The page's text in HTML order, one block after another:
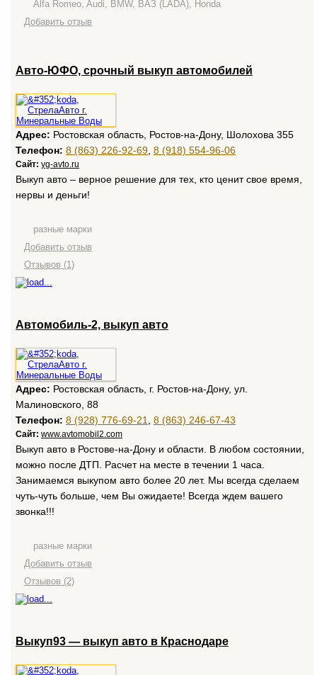
Alfa Romeo, Audi, BMW, ВАЗ (LADA), Honda
Добавить отзыв
Авто-ЮФО, срочный выкуп автомобилей
Адрес: Ростовская область, Ростов-на-Дону, Шолохова 355
Телефон: 8 (863) 226-92-69 8 (918) 554-96-06
Сайт: yg-avto.ru
Выкуп авто – верное решение для тех, кто ценит свое время,
нервы и деньги!
разные марки
Добавить отзыв
Отзывов (1)
Автомобиль-2, выкуп авто
Адрес: Ростовская область, г. Ростов-на-Дону, ул.
Малиновского, 88
Телефон: 8 (928) 776-69-21 8 (863) 246-67-43
Сайт: www.avtomobil2.com
Выкуп авто в Ростове-на-Дону и области. В любом состоянии,
можно после ДТП. Расчет на месте в течении 1 часа.
Занимаемся выкупом авто более 20 лет. Мы всегда сделаем
чуть-чуть больше, чем Вы ожидаете! Всегда ждем вашего
звонка!!!
разные марки
Добавить отзыв
Отзывов (2)
Выкуп93 — выкуп авто в Краснодаре